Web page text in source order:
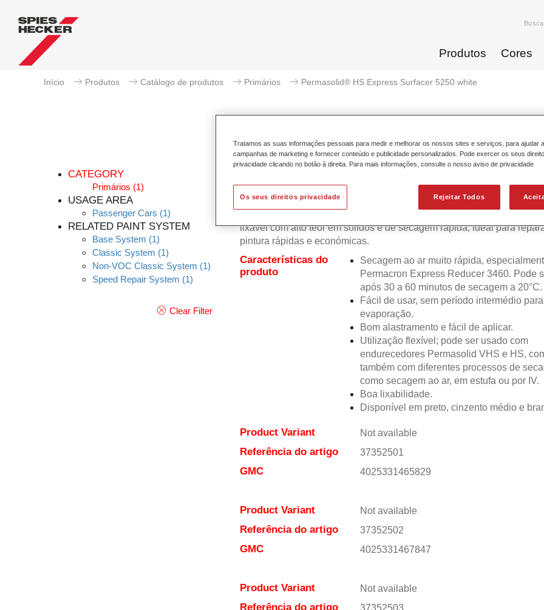
Produtos Cores
Início Produtos Catálogo de produtos Primários Permasolid® HS Express Surfacer 5250 white
CATEGORY
Primários (1)
USAGE AREA
Passenger Cars (1)
RELATED PAINT SYSTEM
Base System (1)
Classic System (1)
Non-VOC Classic System (1)
Speed Repair System (1)
Clear Filter
Permasolid® HS Express
lixável com alto teor em sólidos e de secagem rápida, ideal para
pintura rápidas e económicas.
Características do
produto
Secagem ao ar muito rápida,
Permacron Express Reducer 3460. Pode
após 30 a 60 minutos de secagem a 20°C.
Fácil de usar, sem período intermédio para
evaporação.
Bom alastramento e fácil de aplicar.
Utilização flexível; pode ser usado com
endurecedores Permasolid VHS e HS,
também com diferentes processos de
como secagem ao ar, em estufa ou por IV.
Boa lixabilidade.
Disponível em preto, cinzento médio e
Product Variant Not available
Referência do artigo 37352501
GMC 4025331465829
Product Variant Not available
Referência do artigo 37352502
GMC 4025331467847
Product Variant Not available
Referência do artigo 37352503
Tratamos as suas informações pessoais para medir e melhorar os nossos sites e serviços, para ajudar
campanhas de marketing e fornecer conteúdo e publicidade personalizados. Pode exercer os seus
privacidade clicando no botão à direita. Para mais informações, consulte o nosso aviso de privacidade
Rejeitar Todos
Os seus direitos privacidade